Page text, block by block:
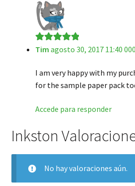
Valorado en 5
Tim agosto 30, 2017 11:40
I am very happy with my
for the sample paper pack
Accede para responder
Inkston
No hay valoraciones aún.